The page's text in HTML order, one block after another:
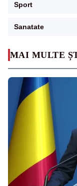
MAI MULTE
Sport
Sanatate